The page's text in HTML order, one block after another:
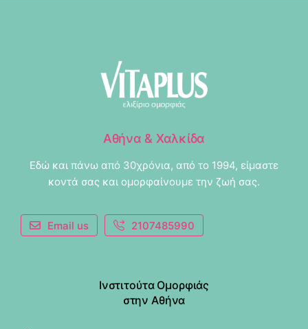
Αθήνα & Χαλκίδα
Εδώ και πάνω από 30χρόνια, από το 1994, είμαστε
κοντά σας και ομορφαίνουμε την ζωή σας.
Email us 2107485990
Ινστιτούτα Ομορφιάς
στην Αθήνα